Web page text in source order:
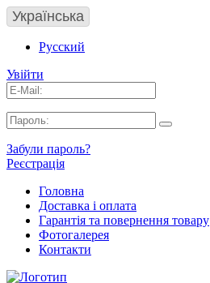
Українська
Русский
Увійти
Забули пароль?
Реєстрація
Головна
Доставка і оплата
Гарантія та повернення товару
Фотогалерея
Контакти